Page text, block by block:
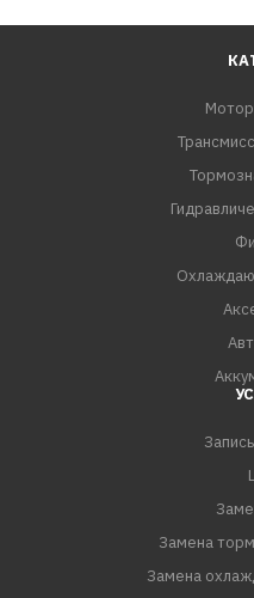
Замена
Замена